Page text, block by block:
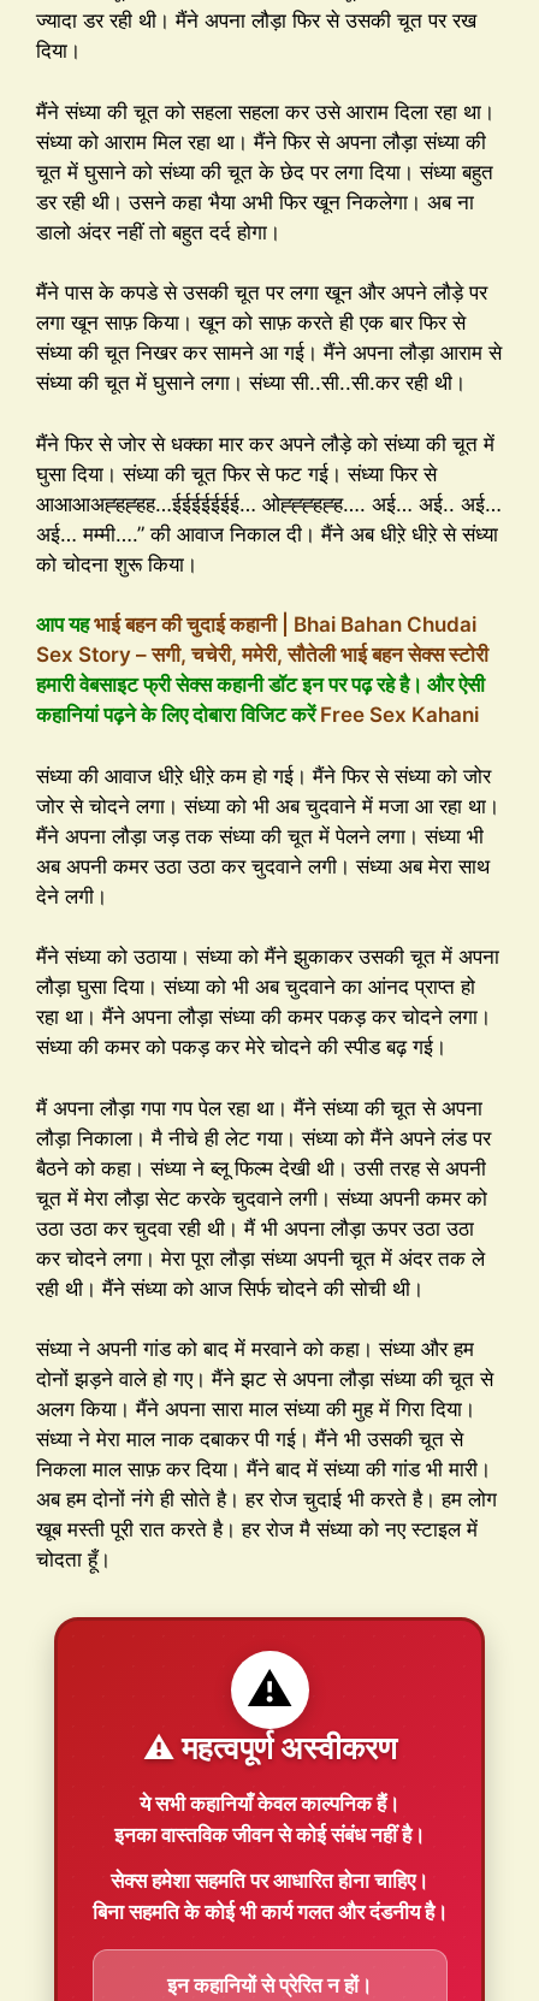
ज्यादा डर रही थी। मैंने अपना लौड़ा फिर से उसकी चूत पर रख
दिया।
मैंने संध्या की चूत को सहला सहला कर उसे आराम दिला रहा था।
संध्या को आराम मिल रहा था। मैंने फिर से अपना लौड़ा संध्या की
चूत में घुसाने को संध्या की चूत के छेद पर लगा दिया। संध्या बहुत
डर रही थी। उसने कहा भैया अभी फिर खून निकलेगा। अब ना
डालो अंदर नहीं तो बहुत दर्द होगा।
मैंने पास के कपडे से उसकी चूत पर लगा खून और अपने लौड़े पर
लगा खून साफ़ किया। खून को साफ़ करते ही एक बार फिर से
संध्या की चूत निखर कर सामने आ गई। मैंने अपना लौड़ा आराम से
संध्या की चूत में घुसाने लगा। संध्या सी..सी..सी.कर रही थी।
मैंने फिर से जोर से धक्का मार कर अपने लौड़े को संध्या की चूत में
घुसा दिया। संध्या की चूत फिर से फट गई। संध्या फिर से
आआआअह्हह्हह…ईईईईईईई… ओह्ह्ह्हह्ह…. अई… अई.. अई…
अई… मम्मी….” की आवाज निकाल दी। मैंने अब धीऱे धीऱे से संध्या
को चोदना शुरू किया।
आप यहभाई बहन की चुदाई कहानी | Bhai Bahan Chudai
Sex Story – सगी, चचेरी, ममेरी, सौतेली भाई बहन सेक्स स्टोरी
हमारी वेबसाइट फ्री सेक्स कहानी डॉट इन पर पढ़ रहे है। और ऐसी
कहानियां पढ़ने के लिए दोबारा विजिट करेंFree Sex Kahani
संध्या की आवाज धीऱे धीऱे कम हो गई। मैंने फिर से संध्या को जोर
जोर से चोदने लगा। संध्या को भी अब चुदवाने में मजा आ रहा था।
मैंने अपना लौड़ा जड़ तक संध्या की चूत में पेलने लगा। संध्या भी
अब अपनी कमर उठा उठा कर चुदवाने लगी। संध्या अब मेरा साथ
देने लगी।
मैंने संध्या को उठाया। संध्या को मैंने झुकाकर उसकी चूत में अपना
लौड़ा घुसा दिया। संध्या को भी अब चुदवाने का आंनद प्राप्त हो
रहा था। मैंने अपना लौड़ा संध्या की कमर पकड़ कर चोदने लगा।
संध्या की कमर को पकड़ कर मेरे चोदने की स्पीड बढ़ गई।
मैं अपना लौड़ा गपा गप पेल रहा था। मैंने संध्या की चूत से अपना
लौड़ा निकाला। मै नीचे ही लेट गया। संध्या को मैंने अपने लंड पर
बैठने को कहा। संध्या ने ब्लू फिल्म देखी थी। उसी तरह से अपनी
चूत में मेरा लौड़ा सेट करके चुदवाने लगी। संध्या अपनी कमर को
उठा उठा कर चुदवा रही थी। मैं भी अपना लौड़ा ऊपर उठा उठा
कर चोदने लगा। मेरा पूरा लौड़ा संध्या अपनी चूत में अंदर तक ले
रही थी। मैंने संध्या को आज सिर्फ चोदने की सोची थी।
संध्या ने अपनी गांड को बाद में मरवाने को कहा। संध्या और हम
दोनों झड़ने वाले हो गए। मैंने झट से अपना लौड़ा संध्या की चूत से
अलग किया। मैंने अपना सारा माल संध्या की मुह में गिरा दिया।
संध्या ने मेरा माल नाक दबाकर पी गई। मैंने भी उसकी चूत से
निकला माल साफ़ कर दिया। मैंने बाद में संध्या की गांड भी मारी।
अब हम दोनों नंगे ही सोते है। हर रोज चुदाई भी करते है। हम लोग
खूब मस्ती पूरी रात करते है। हर रोज मै संध्या को नए स्टाइल में
चोदता हूँ।
⚠️
⚠️ महत्वपूर्ण अस्वीकरण
ये सभी कहानियाँकेवल काल्पनिकहैं।
इनका वास्तविक जीवन से कोई संबंध नहीं है।
सेक्स हमेशासहमतिपर आधारित होना चाहिए।
बिना सहमति के कोई भी कार्य गलत और दंडनीय है।
इन कहानियों से प्रेरित न हों।